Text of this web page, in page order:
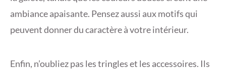
ambiance apaisante. Pensez aussi aux motifs qui
peuvent donner du caractère à votre intérieur.
Enfin, n’oubliez pas les tringles et les accessoires. Ils